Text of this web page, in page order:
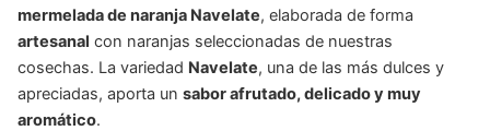
mermelada de naranja Navelate, elaborada de forma
artesanal con naranjas seleccionadas de nuestras
cosechas. La variedad Navelate, una de las más dulces y
apreciadas, aporta un sabor afrutado, delicado y muy
aromático.